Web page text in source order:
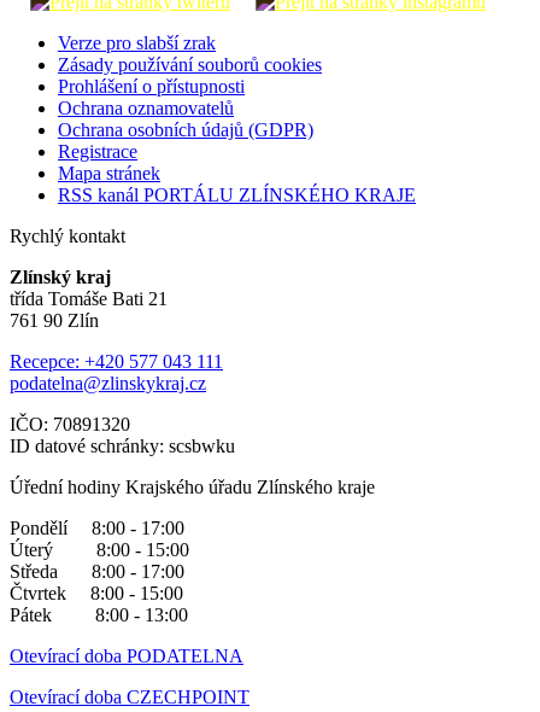
Verze pro slabší zrak
Zásady používání souborů cookies
Prohlášení o přístupnosti
Ochrana oznamovatelů
Ochrana osobních údajů (GDPR)
Registrace
Mapa stránek
RSS kanál PORTÁLU ZLÍNSKÉHO KRAJE
Rychlý kontakt
Zlínský kraj
třída Tomáše Bati 21
761 90 Zlín
Recepce: +420 577 043 111
podatelna@zlinskykraj.cz
IČO: 70891320
ID datové schránky: scsbwku
Úřední hodiny Krajského úřadu Zlínského kraje
Pondělí 8:00 - 17:00
Úterý 8:00 - 15:00
Středa 8:00 - 17:00
Čtvrtek 8:00 - 15:00
Pátek 8:00 - 13:00
Otevírací doba PODATELNA
Otevírací doba CZECHPOINT